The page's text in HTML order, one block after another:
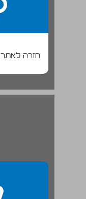
חזרה לאתר
1 מבוא ... 27